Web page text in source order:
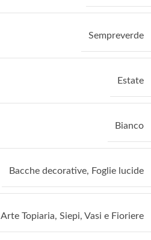
Sempreverde
Estate
Bianco
Bacche decorative, Foglie lucide
Arte Topiaria, Siepi, Vasi e Fioriere